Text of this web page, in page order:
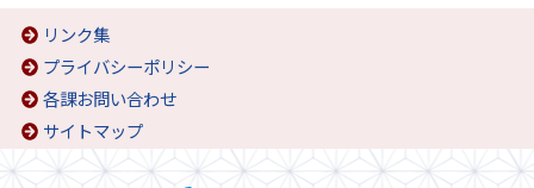
リンク集
プライバシーポリシー
各課お問い合わせ
サイトマップ